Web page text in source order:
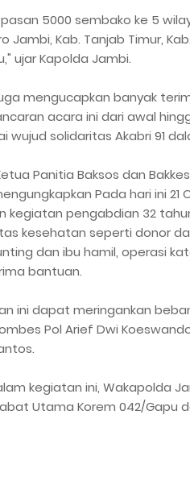
5000 sembako ke 5
Jambi, Kab. Tanjab Timur,
ujar Kapolda Jambi.
mengucapkan banyak
acara ini dari awal
wujud solidaritas Akabri 91
Panitia Baksos dan
Pada hari ini
kegiatan pengabdian 32
kesehatan seperti donor
dan ibu hamil, operasi
bantuan.
ini dapat meringankan
Pol Arief Dwi
kegiatan ini, Wakapolda
Utama Korem 042/Gapu